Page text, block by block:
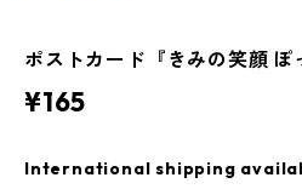
ポストカード『きみの笑顔 ぽ
¥165
International shipping